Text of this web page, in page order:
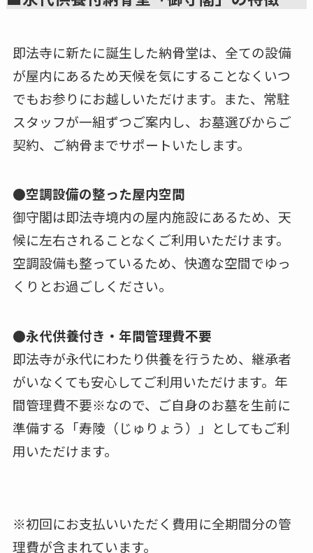
即法寺に新たに誕生した納骨堂は、全ての設備
が屋内にあるため天候を気にすることなくいつ
でもお参りにお越しいただけます。また、常駐
スタッフが一組ずつご案内し、お墓選びからご
契約、ご納骨までサポートいたします。
●空調設備の整った屋内空間
御守閣は即法寺境内の屋内施設にあるため、天
候に左右されることなくご利用いただけます。
空調設備も整っているため、快適な空間でゆっ
くりとお過ごしください。
●永代供養付き・年間管理費不要
即法寺が永代にわたり供養を行うため、継承者
がいなくても安心してご利用いただけます。年
間管理費不要※なので、ご自身のお墓を生前に
準備する「寿陵（じゅりょう）」としてもご利
用いただけます。
※初回にお支払いいただく費用に全期間分の管
理費が含まれています。